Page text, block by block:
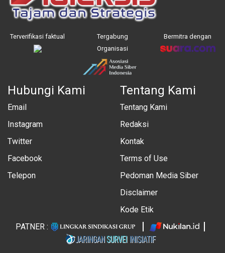
Terverifikasi faktual
Tergabung
Organisasi
Bermitra dengan
Hubungi Kami
Email
Instagram
Twitter
Facebook
Telepon
Tentang Kami
Tentang Kami
Redaksi
Kontak
Terms of Use
Pedoman Media Siber
Disclaimer
Kode Etik
PATNER :